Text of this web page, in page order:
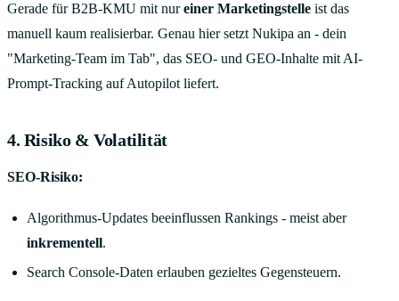
Gerade für B2B-KMU mit nureiner Marketingstelle ist das
manuell kaum realisierbar. Genau hier setzt Nukipa an - dein
"Marketing-Team im Tab", das SEO- und GEO-Inhalte mit AI-
Prompt-Tracking auf Autopilot liefert.
4. Risiko & Volatilität
SEO-Risiko:
Algorithmus-Updates beeinflussen Rankings - meist aber
inkrementell.
Search Console-Daten erlauben gezieltes Gegensteuern.